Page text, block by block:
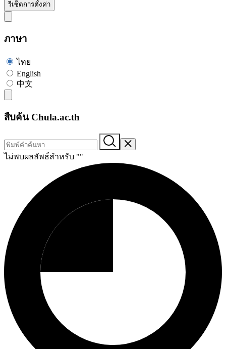
รีเซ็ตการตั้งค่า
ภาษา
ไทย
English
中文
สืบค้น Chula.ac.th
ไม่พบผลลัพธ์สำหรับ ""